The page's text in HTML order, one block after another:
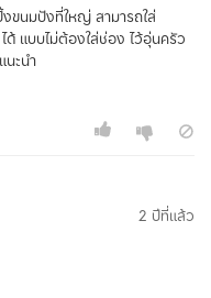
ขนมปังที่ใหญ่ สามารถใส่
แบบไม่ต้องใส่ช่อง ไว้อุ่นครัว
ะนำ
2 ปีที่แล้ว